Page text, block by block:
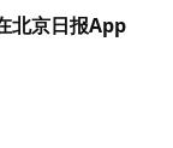
北京日报App